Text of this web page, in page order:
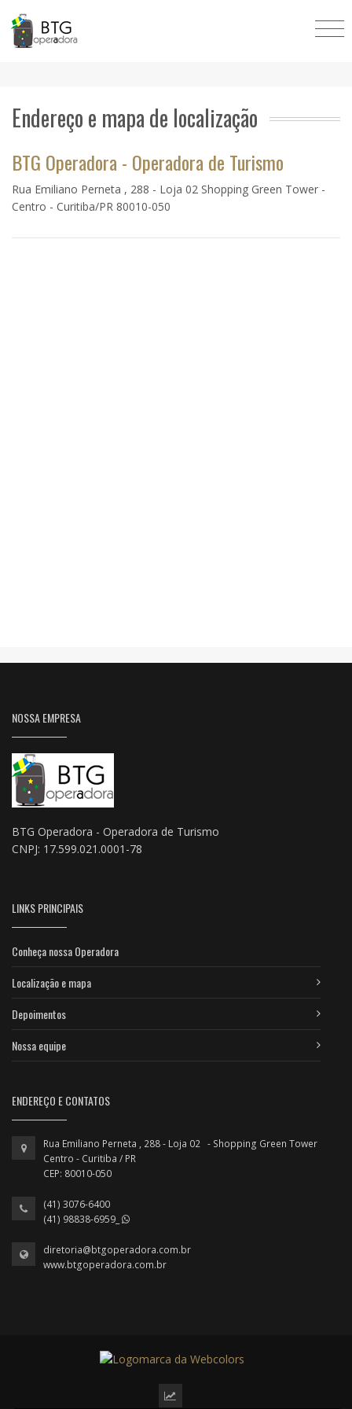
Endereço e mapa de localização
BTG Operadora - Operadora de Turismo
Rua Emiliano Perneta , 288 - Loja 02 Shopping Green Tower -
Centro - Curitiba/PR 80010-050
NOSSA EMPRESA
BTG Operadora - Operadora de Turismo
CNPJ: 17.599.021.0001-78
LINKS PRINCIPAIS
Conheça nossa Operadora
Localização e mapa
Depoimentos
Nossa equipe
ENDEREÇO E CONTATOS
Rua Emiliano Perneta , 288 - Loja 02 - Shopping Green Tower
Centro - Curitiba / PR
CEP: 80010-050
(41) 3076-6400
(41) 98838-6959_
diretoria@btgoperadora.com.br
www.btgoperadora.com.br